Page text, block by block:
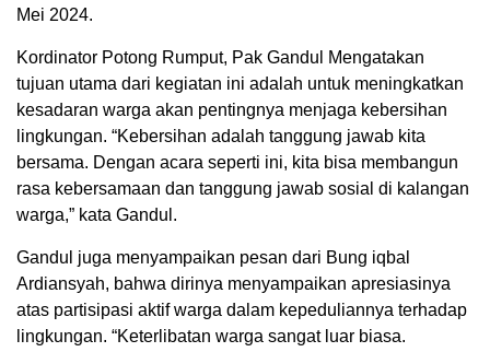
Mei 2024.
Kordinator Potong Rumput, Pak Gandul Mengatakan
tujuan utama dari kegiatan ini adalah untuk meningkatkan
kesadaran warga akan pentingnya menjaga kebersihan
lingkungan. “Kebersihan adalah tanggung jawab kita
bersama. Dengan acara seperti ini, kita bisa membangun
rasa kebersamaan dan tanggung jawab sosial di kalangan
warga,” kata Gandul.
Gandul juga menyampaikan pesan dari Bung iqbal
Ardiansyah, bahwa dirinya menyampaikan apresiasinya
atas partisipasi aktif warga dalam kepeduliannya terhadap
lingkungan. “Keterlibatan warga sangat luar biasa.